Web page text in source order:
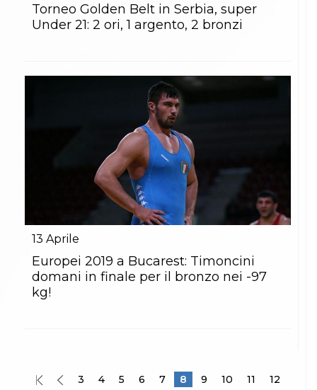
Torneo Golden Belt in Serbia, super
Under 21: 2 ori, 1 argento, 2 bronzi
13 Aprile
Europei 2019 a Bucarest: Timoncini
domani in finale per il bronzo nei -97
kg!
3 4 5 6 7 8 9 10 11 12